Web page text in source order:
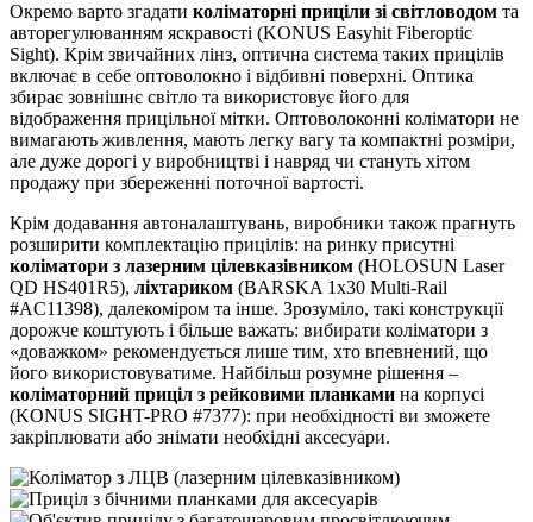
Окремо варто згадати коліматорні приціли зі світловодом та
авторегулюванням яскравості (KONUS Easyhit Fiberoptic
Sight). Крім звичайних лінз, оптична система таких прицілів
включає в себе оптоволокно і відбивні поверхні. Оптика
збирає зовнішнє світло та використовує його для
відображення прицільної мітки. Оптоволоконні коліматори не
вимагають живлення, мають легку вагу та компактні розміри,
але дуже дорогі у виробництві і навряд чи стануть хітом
продажу при збереженні поточної вартості.
Крім додавання автоналаштувань, виробники також прагнуть
розширити комплектацію прицілів: на ринку присутні
коліматори з лазерним цілевказівником (HOLOSUN Laser
QD HS401R5), ліхтариком (BARSKA 1x30 Multi-Rail
#AC11398), далекоміром та інше. Зрозуміло, такі конструкції
дорожче коштують і більше важать: вибирати коліматори з
«доважком» рекомендується лише тим, хто впевнений, що
його використовуватиме. Найбільш розумне рішення –
коліматорний приціл з рейковими планками на корпусі
(KONUS SIGHT-PRO #7377): при необхідності ви зможете
закріплювати або знімати необхідні аксесуари.